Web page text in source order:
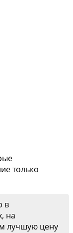
только
в
на
лучшую цену